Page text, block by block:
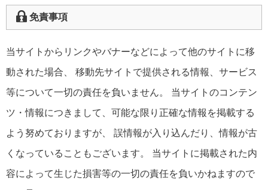
免責事項
当サイトからリンクやバナーなどによって他のサイトに移
動された場合、 移動先サイトで提供される情報、サービス
等について一切の責任を負いません。 当サイトのコンテン
ツ・情報につきまして、可能な限り正確な情報を掲載する
よう努めておりますが、 誤情報が入り込んだり、情報が古
くなっていることもございます。 当サイトに掲載された内
容によって生じた損害等の一切の責任を負いかねますので